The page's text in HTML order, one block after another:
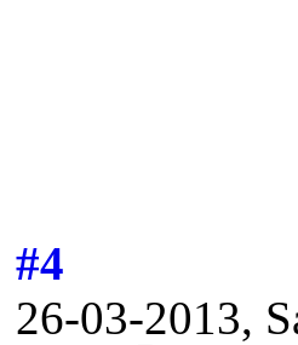
#4
26-03-2013,